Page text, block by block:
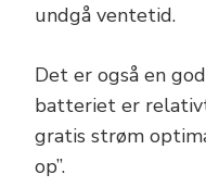
undgå ventetid.
Det er også en
batteriet er
gratis strøm
op”.